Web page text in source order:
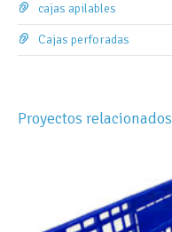
cajas apilables
Cajas perforadas
Proyectos relacionados